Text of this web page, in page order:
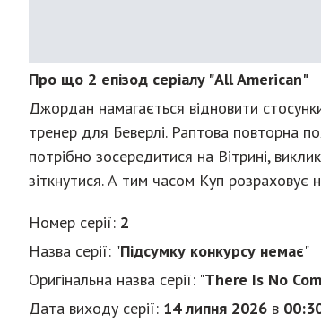
Про що 2 епізод серіалу "All American"
Джордан намагається відновити
тренер для Беверлі. Раптова повторна
потрібно зосередитися на Вітрині,
зіткнутися. А тим часом Куп розраховує
Номер серії: 2
Назва серії: "Підсумку конкурсу немає"
Оригінальна назва серії: "There Is No
Дата виходу серії: 14 липня 2026 в